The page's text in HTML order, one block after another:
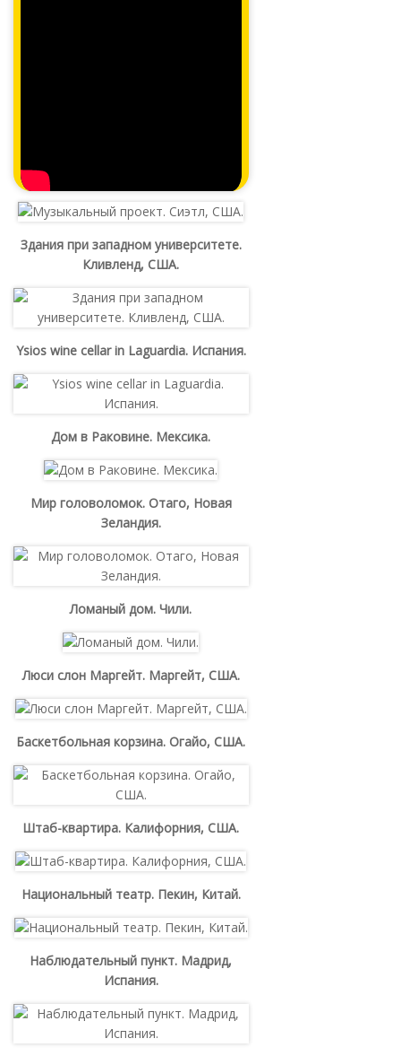
Здания при западном университете.
Кливленд, США.
Ysios wine cellar in Laguardia. Испания.
Дом в Раковине. Мексика.
Мир головоломок. Отаго, Новая
Зеландия.
Ломаный дом. Чили.
Люси слон Маргейт. Маргейт, США.
Баскетбольная корзина. Огайо, США.
Штаб-квартира. Калифорния, США.
Национальный театр. Пекин, Китай.
Наблюдательный пункт. Мадрид,
Испания.